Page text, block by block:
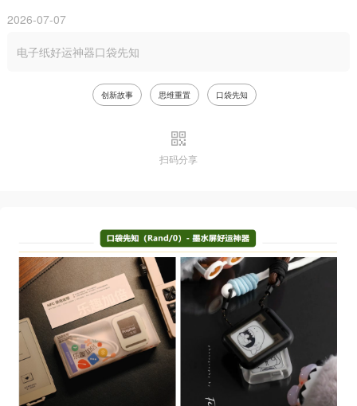
2026-07-07
电子纸好运神器口袋先知
创新故事 思维重置 口袋先知
扫码分享